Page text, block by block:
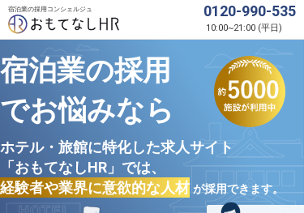
宿泊業の採用コンシェルジュ 0120-990-535
10:00~21:00 (平日)
宿泊業の採用
でお悩みなら
ホテル・旅館に特化した求人サイト
「おもてなしHR」では、
経験者や業界に意欲的な人材 が採用できます。